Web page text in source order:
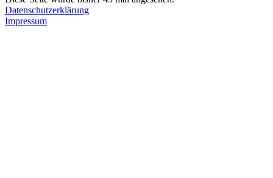
Datenschutzerklärung
Impressum